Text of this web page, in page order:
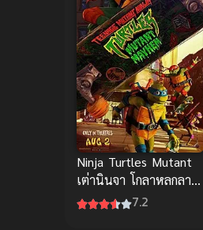
Ninja Turtles Mutant
เต่านินจา โกลาหลกลาย
พันธุ์ พากย์ไทย อนิเมะ
7.2